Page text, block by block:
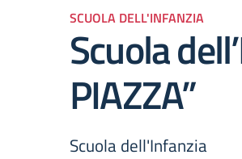
SCUOLA DELL'INFANZIA
Scuola
PIAZZA”
Scuola dell'Infanzia